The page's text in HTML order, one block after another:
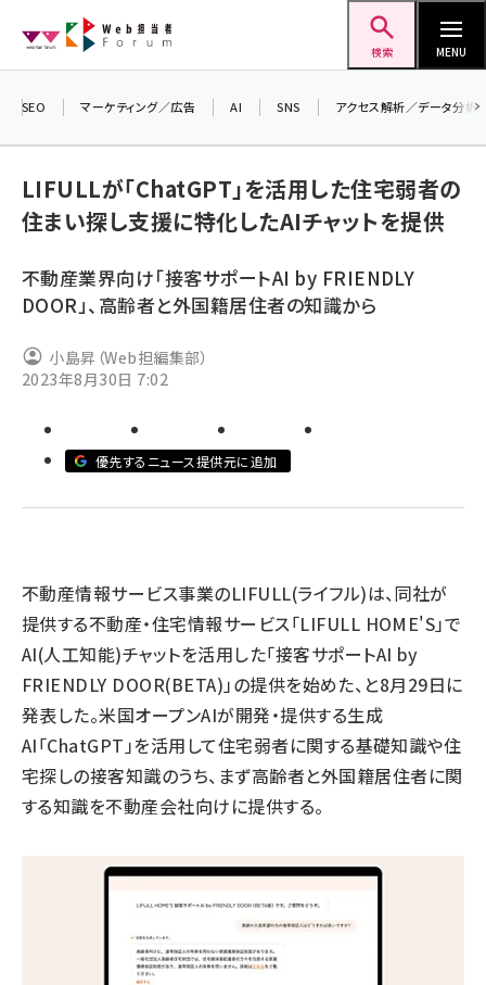
ン
検索 MENU
ai (2801)
note (2310)
z世代 (1620)
SEO マーケティング／広告 AI SNS アクセス解析／データ分析
LIFULLが「ChatGPT」を活用した住宅弱者の
住まい探し支援に特化したAIチャットを提供
不動産業界向け「接客サポートAI by FRIENDLY
DOOR」、高齢者と外国籍居住者の知識から
小島昇（Web担編集部）
2023年8月30日 7:02
優先するニュース提供元に追加
不動産情報サービス事業のLIFULL(ライフル)は、同社が
提供する不動産・住宅情報サービス「LIFULL HOME'S」で
AI(人工知能)チャットを活用した「接客サポートAI by
FRIENDLY DOOR(BETA)」の提供を始めた、と8月29日に
発表した。米国オープンAIが開発・提供する生成
AI「ChatGPT」を活用して住宅弱者に関する基礎知識や住
宅探しの接客知識のうち、まず高齢者と外国籍居住者に関
する知識を不動産会社向けに提供する。
差し
▼ア